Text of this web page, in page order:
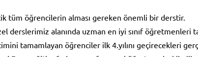
tüm öğrencilerin alması gereken önemli bir derstir.
derslerimiz alanında uzman en iyi sınıf öğretmenleri
tamamlayan öğrenciler ilk 4.yılını geçirecekleri